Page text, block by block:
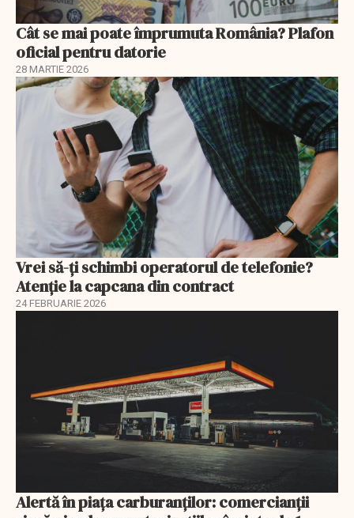
Cât se mai poate împrumuta România? Plafon
oficial pentru datorie
28 MARTIE 2026
Vrei să-ți schimbi operatorul de telefonie?
Atenție la capcana din contract
24 FEBRUARIE 2026
Alertă în piața carburanților: comercianții